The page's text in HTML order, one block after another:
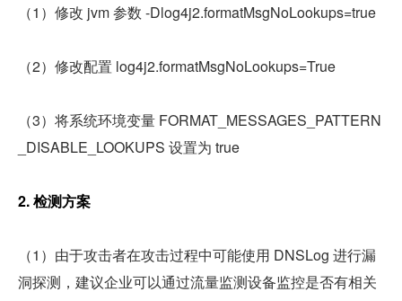
（1）修改 jvm 参数 -Dlog4j2.formatMsgNoLookups=true
（2）修改配置 log4j2.formatMsgNoLookups=True
（3）将系统环境变量 FORMAT_MESSAGES_PATTERN
_DISABLE_LOOKUPS 设置为 true
2. 检测方案
（1）由于攻击者在攻击过程中可能使用 DNSLog 进行漏
洞探测，建议企业可以通过流量监测设备监控是否有相关